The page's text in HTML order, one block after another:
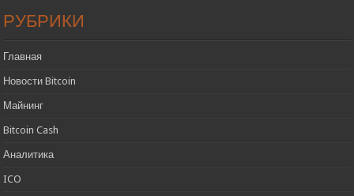
РУБРИКИ
Главная
Новости Bitcoin
Майнинг
Bitcoin Cash
Аналитика
ICO